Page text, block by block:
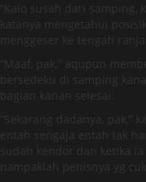
“Kalo susah dari samping,
katanya mengetahui
menggeser ke tengah
“Maaf, pak,” aqupun
bersedeku di samping
bagian kanan selesai.
“Sekarang dadanya, pak,”
entah sengaja entah tak
sudah kendor dan ketika
nampaklah penisnya yg